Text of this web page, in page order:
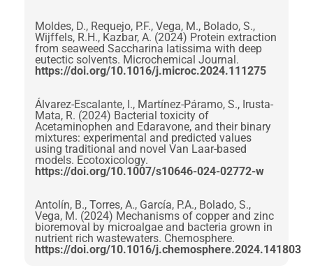
Moldes, D., Requejo, P.F., Vega, M., Bolado, S.,
Wijffels, R.H., Kazbar, A. (2024) Protein extraction
from seaweed Saccharina latissima with deep
eutectic solvents. Microchemical Journal.
https://doi.org/10.1016/j.microc.2024.111275
Álvarez-Escalante, I., Martínez-Páramo, S., Irusta-
Mata, R. (2024) Bacterial toxicity of
Acetaminophen and Edaravone, and their binary
mixtures: experimental and predicted values
using traditional and novel Van Laar-based
models. Ecotoxicology.
https://doi.org/10.1007/s10646-024-02772-w
Antolín, B., Torres, A., García, P.A., Bolado, S.,
Vega, M. (2024) Mechanisms of copper and zinc
bioremoval by microalgae and bacteria grown in
nutrient rich wastewaters. Chemosphere.
https://doi.org/10.1016/j.chemosphere.2024.141803